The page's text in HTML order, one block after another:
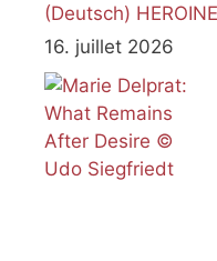
(Deutsch)
16. juillet 2026